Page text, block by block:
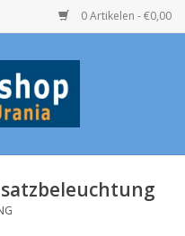
0 Artikelen - €0,00